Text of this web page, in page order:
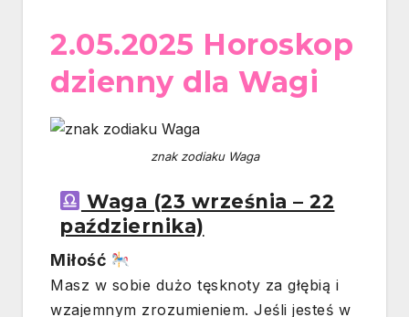
2.05.2025 Horoskop
dzienny dla Wagi
znak zodiaku Waga
Waga (23 września – 22
października)
Miłość
Masz w sobie dużo tęsknoty za głębią i
wzajemnym zrozumieniem. Jeśli jesteś w